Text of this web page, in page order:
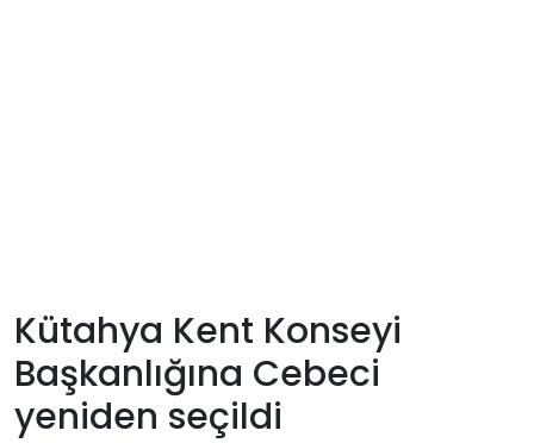
Künye
Giriş
Yap
Kütahya Kent Konseyi
Başkanlığına Cebeci
yeniden seçildi